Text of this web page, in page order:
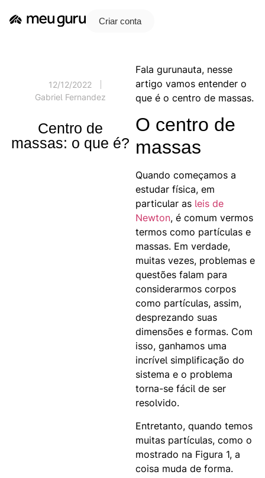
Criar conta
12/12/2022
Gabriel Fernandez
Centro de
massas: o que é?
Fala gurunauta, nesse
artigo vamos entender o
que é o centro de massas.
O centro de
massas
Quando começamos a
estudar física, em
particular as leis de
Newton, é comum vermos
termos como partículas e
massas. Em verdade,
muitas vezes, problemas e
questões falam para
considerarmos corpos
como partículas, assim,
desprezando suas
dimensões e formas. Com
isso, ganhamos uma
incrível simplificação do
sistema e o problema
torna-se fácil de ser
resolvido.
Entretanto, quando temos
muitas partículas, como o
mostrado na Figura 1, a
coisa muda de forma.